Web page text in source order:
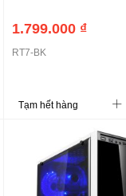
1.799.000 ₫
RT7-BK
Tạm hết hàng